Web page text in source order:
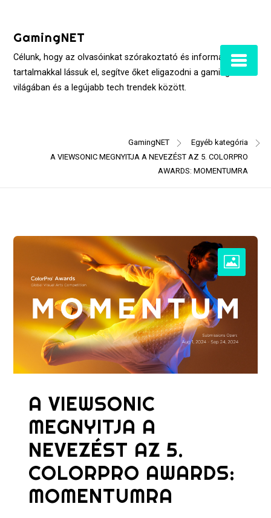
contentGamingNET
Célunk, hogy az olvasóinkat szórakoztató és informatív
tartalmakkal lássuk el, segítve őket eligazodni a gaming
világában és a legújabb tech trendek között.
GamingNET
Egyéb kategória
A VIEWSONIC MEGNYITJA A NEVEZÉST AZ 5. COLORPRO
AWARDS: MOMENTUMRA
A VIEWSONIC
MEGNYITJA A
NEVEZÉST AZ 5.
COLORPRO AWARDS:
MOMENTUMRA